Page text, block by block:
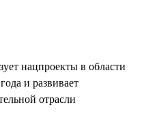
нацпроекты в области
и развивает
отрасли